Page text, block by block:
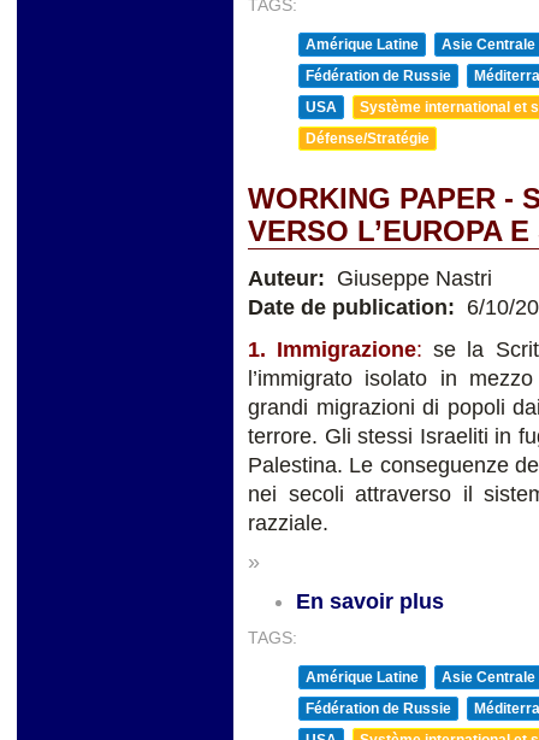
TAGS:
Amérique Latine
Asie Centrale
Fédération de Russie
USA
Système international et
Défense/Stratégie
WORKING PAPER -
VERSO L’EUROPA
Auteur: Giuseppe Nastri
Date de publication: 6/10/
1. Immigrazione: se la
l’immigrato isolato in
grandi migrazioni di popoli
terrore. Gli stessi Israeliti in
Palestina. Le conseguenze
nei secoli attraverso il
razziale.
»
En savoir plus
TAGS:
Amérique Latine
Asie Centrale
Fédération de Russie